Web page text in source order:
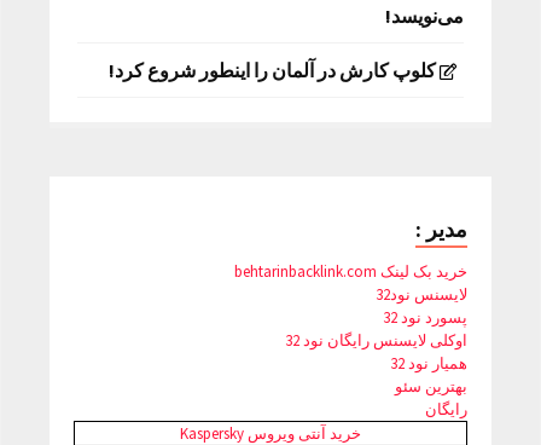
می‌نویسد!
کلوپ کارش در آلمان را اینطور شروع کرد!
مدیر :
خرید بک لینک behtarinbacklink.com
لایسنس نود32
پسورد نود 32
اوکلی لایسنس رایگان نود 32
همیار نود 32
بهترین سئو
رایگان
خرید آنتی ویروس Kaspersky